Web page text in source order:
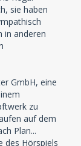
sie haben
in anderen
GmbH, eine
zu
auf dem
Plan...
des Hörspiels